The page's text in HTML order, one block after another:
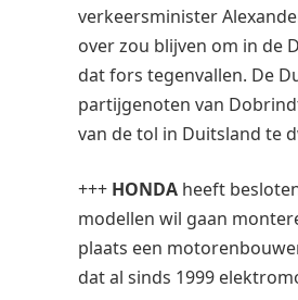
verkeersminister
over zou blijven om in de
dat fors tegenvallen. De
partijgenoten van
van de tol in Duitsland te
+++ HONDA heeft
modellen wil gaan
plaats een
dat al sinds 1999